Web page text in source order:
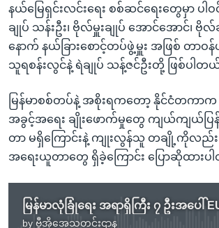
နယ်မြေရှင်းလင်းရေး စစ်ဆင်ရေးတွေမှာ ပါ
ချုပ် သန်းဦး၊ ဗိုလ်မှူးချုပ် အောင်အောင်၊ ဗိုလ်ခ
နောက် နယ်ခြားစောင့်တပ်ဖွဲ့မှူး အဖြစ် တာဝ
သူရစန်းလွင်နဲ့ ရဲချုပ် သန့်ဇင်ဦးတို့ ဖြစ်ပါတ
မြန်မာစစ်တပ်နဲ့ အစိုးရကတော့ နိုင်ငံတကာ
အခွင့်အရေး ချိုးဖောက်မှုတွေ ကျယ်ကျယ်ပြ
တာ မရှိကြောင်းနဲ့ ကျုးလွန်သူ တချို့ကိုလည်း
အရေးယူတာတွေ ရှိခဲ့ကြောင်း ပြောဆိုထားပ
by ဗွီအိုအေသတင်းဌာန